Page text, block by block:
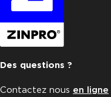
Des questions ?
Contactez nous en ligne